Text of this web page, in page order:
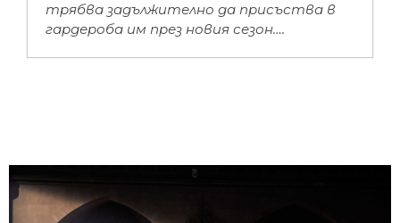
трябва задължително да присъства в
гардероба им през новия сезон….